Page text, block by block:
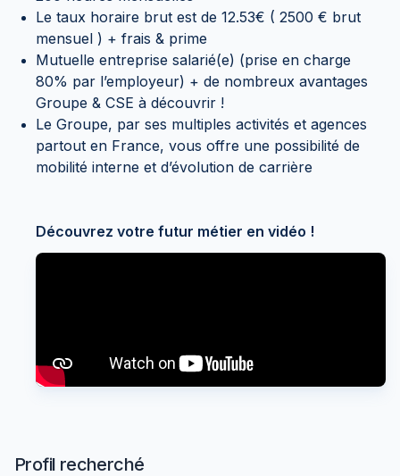
Le taux horaire brut est de 12.53€ ( 2500 € brut
mensuel ) + frais & prime
Mutuelle entreprise salarié(e) (prise en charge
80% par l’employeur) + de nombreux avantages
Groupe & CSE à découvrir !
Le Groupe, par ses multiples activités et agences
partout en France, vous offre une possibilité de
mobilité interne et d’évolution de carrière
Découvrez votre futur métier en vidéo !
Profil recherché